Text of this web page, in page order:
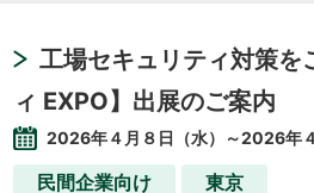
工場セキュリティ対策
ィ EXPO】出展のご案内
2026年４月８日（水）～2026年
民間企業向け 東京